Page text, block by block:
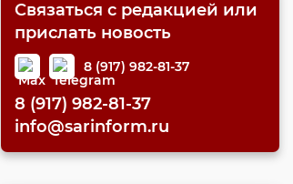
Связаться с редакцией или
прислать новость
8 (917) 982-81-37
8 (917) 982-81-37
info@sarinform.ru